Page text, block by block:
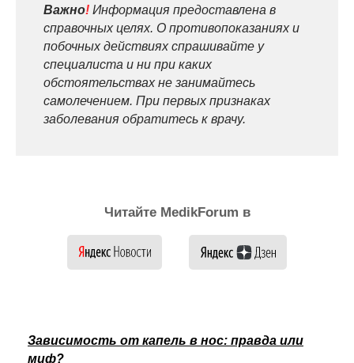
Важно! Информация предоставлена в
справочных целях. О противопоказаниях и
побочных действиях спрашивайте у
специалиста и ни при каких
обстоятельствах не занимайтесь
самолечением. При первых признаках
заболевания обратитесь к врачу.
Читайте MedikForum в
Зависимость от капель в нос: правда или
миф?